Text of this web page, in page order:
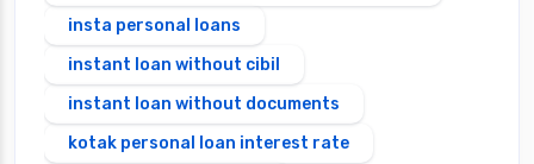
insta personal loans
instant loan without cibil
instant loan without documents
kotak personal loan interest rate